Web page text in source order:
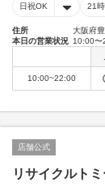
日祝OK 21
住所
大阪府
本日の営業状況 10:00〜
10:00~22:00
店舗公式
リサイクルト